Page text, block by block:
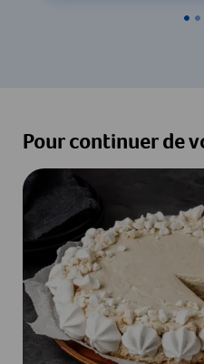
Pour continuer de